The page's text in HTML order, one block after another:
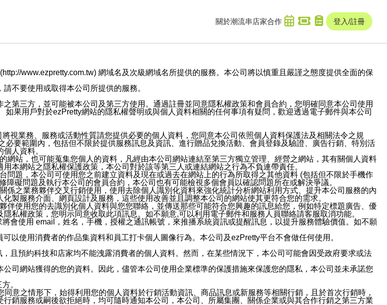
關於潮流串 店家合作 登入/註冊
www.ezpretty.com.tw) 網域名及次級網域名所提供的服務。本公司將以慎重且嚴謹之態度提供全面的保
不要使用或取得本公司所提供的服務。
第三方，並可能被本公司及第三方使用。通過註冊並同意隱私權政策和會員合約，您明確同意本公司使用
果用戶對於ezPretty網站的隱私權聲明或與個人資料相關的任何事項有疑問，歡迎透過電子郵件與本公司
視業務、服務或活動性質請您提供必要的個人資料，您同意本公司依照個人資料保護法及相關法令之規
要範圍內，包括但不限於提供服務訊息及資訊、進行贈品兌換活動、會員登錄及驗證、廣告行銷、特別活
人資料。
站，也可能蒐集您個人的資料，凡經由本公司網站連結至第三方獨立管理、經營之網站，其有關個人資料
本網站之隱私權保護政策，本公司對於該等第三人或連結網站之行為不負連帶責任。
題，本公司可使用您之前建立資料及現在或過去在網站上的行為所取得之其他資料 (包括但不限於手機作
礙問題及執行本公司的會員合約，本公司也有可能檢視多個會員以確認問題所在或解決爭議。
之業務夥伴交叉行銷使用，使用去除個人識別化資料來強化統計分析網站利用方式、提升本公司服務的內
製服務介面、網頁設計及服務，這些使用改善並且調整本公司的網站使其更符合您的需求。
使用您的去識別化個人資料與您您聯絡，並傳送那些可能符合您興趣的訊息給您，例如特定標題廣告、優
私權政策，您明示同意收取此項訊息。如不願意,可以利用電子郵件和服務人員聯絡請客服取消功能。
會使用 email，姓名，手機，授權之通訊帳號，來推播系統資訊或提醒訊息，以提升服務體驗價值。如不願
以使用消費者的作品集資料和員工打卡個人圖像行為。本公司及ezPretty平台不會做任何使用。
且預約科技和店家均不能洩露消費者的個人資料。然而，在某些情況下，本公司可能會因受政府要求或法
司網站獲得的您的資料。因此，儘管本公司使用企業標準的保護措施來保護您的隱私，本公司並未承諾您
。
意之情形下，始得利用您的個人資料於行銷活動資訊、商品訊息或新服務等相關行銷，且於首次行銷時，
銷服務或嗣後欲拒絕時，均可隨時通知本公司，本公司、所屬集團、關係企業或與其合作行銷之第三方業